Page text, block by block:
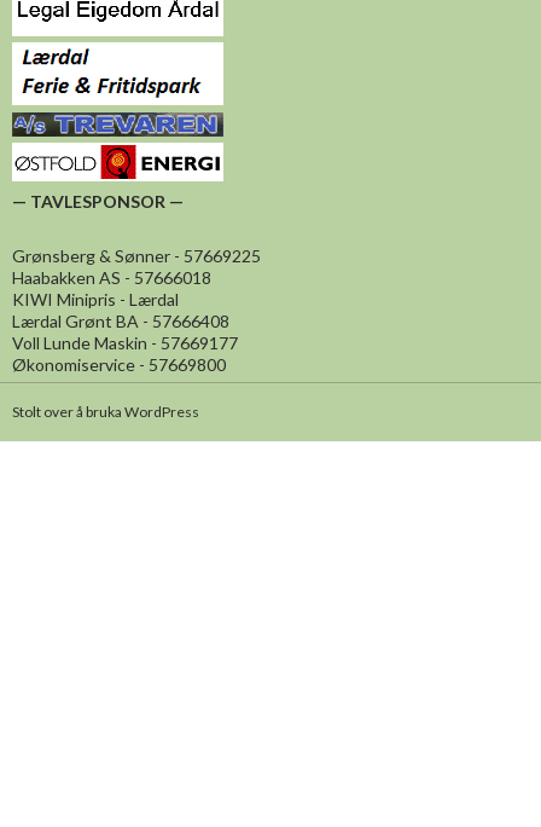
— TAVLESPONSOR —
Grønsberg & Sønner - 57669225
Haabakken AS - 57666018
KIWI Minipris - Lærdal
Lærdal Grønt BA - 57666408
Voll Lunde Maskin - 57669177
Økonomiservice - 57669800
Stolt over å bruka WordPress